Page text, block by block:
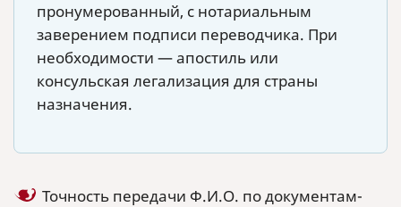
пронумерованный, с нотариальным
заверением подписи переводчика. При
необходимости — апостиль или
консульская легализация для страны
назначения.
Точность передачи Ф.И.О. по документам-